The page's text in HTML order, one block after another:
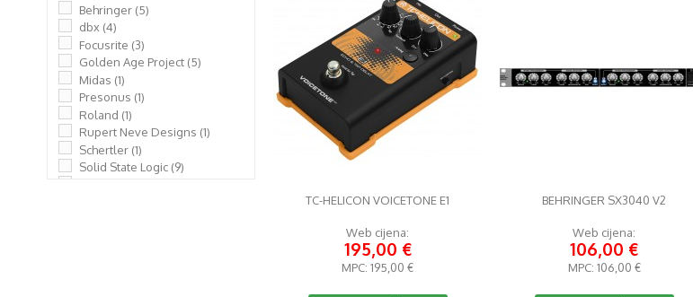
TC-HELICON VOICETONE E1
Web cijena:
195,00 €
MPC: 195,00 €
BEHRINGER SX3040 V2
Web cijena:
106,00 €
MPC: 106,00 €
Behringer (5)
dbx (4)
Focusrite (3)
Golden Age Project (5)
Midas (1)
Presonus (1)
Roland (1)
Rupert Neve Designs (1)
Schertler (1)
Solid State Logic (9)